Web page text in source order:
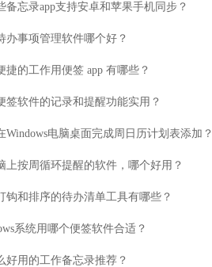
备忘录app支持安卓和苹果手机同步？
办事项管理软件哪个好？
捷的工作用便签 app 有哪些？
签软件的记录和提醒功能实用？
Windows电脑桌面完成周日历计划表添加？
上按周循环提醒的软件，哪个好用？
钩和排序的待办清单工具有哪些？
系统用哪个便签软件合适？
好用的工作备忘录推荐？